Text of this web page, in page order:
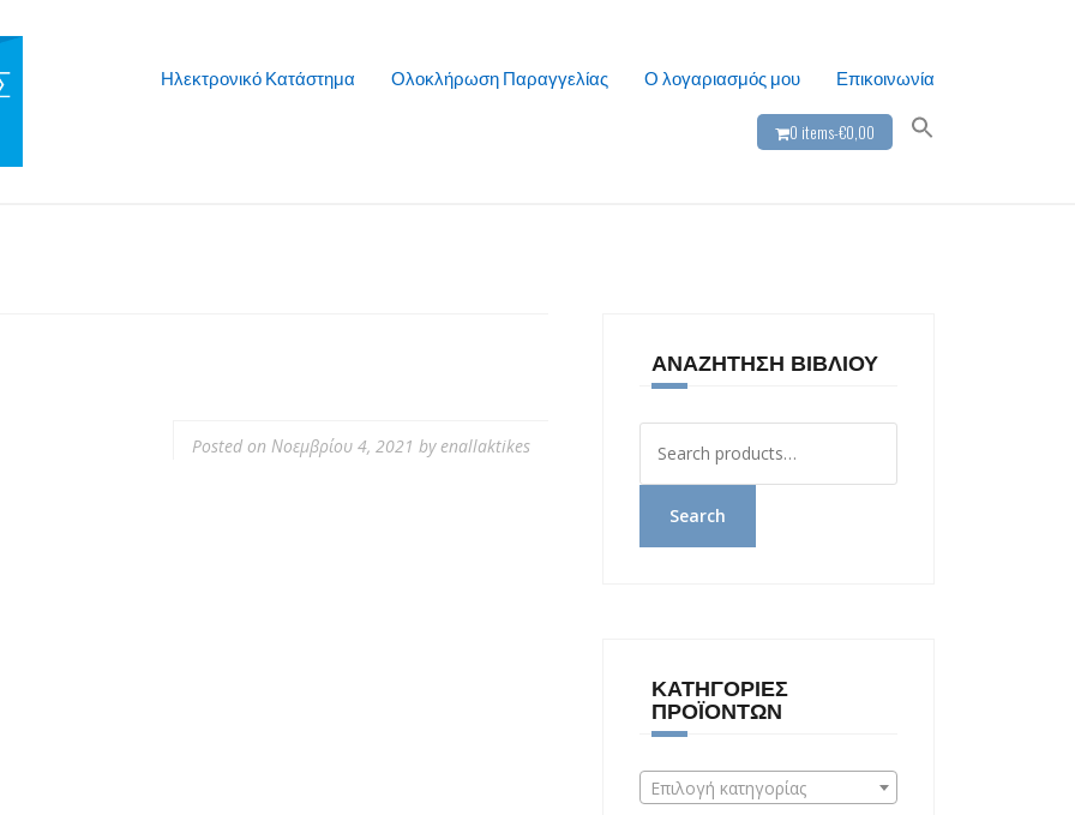
Ηλεκτρονικό Κατάστημα Ολοκλήρωση Παραγγελίας Ο λογαριασμός μου Επικοινωνία
0 items-€0,00
Posted on Νοεμβρίου 4, 2021 by enallaktikes
ΑΝΑΖΉΤΗΣΗ ΒΙΒΛΊΟΥ
για:
Search
ΚΑΤΗΓΟΡΊΕΣ
ΠΡΟΪΌΝΤΩΝ
Επιλογή κατηγορίας